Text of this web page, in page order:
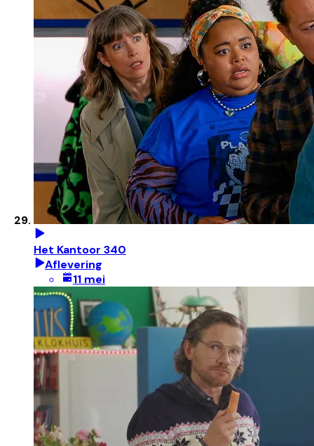
Het Kantoor 340
Aflevering
11 mei